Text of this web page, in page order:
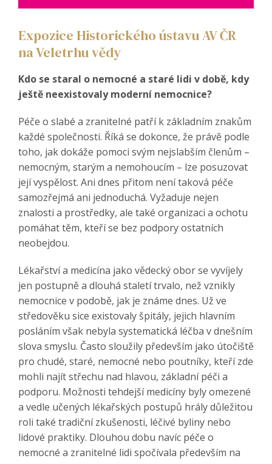
Expozice Historického ústavu AV ČR
na Veletrhu vědy
Kdo se staral o nemocné a staré lidi v době, kdy
ještě neexistovaly moderní nemocnice?
Péče o slabé a zranitelné patří k základním znakům
každé společnosti. Říká se dokonce, že právě podle
toho, jak dokáže pomoci svým nejslabším členům –
nemocným, starým a nemohoucím – lze posuzovat
její vyspělost. Ani dnes přitom není taková péče
samozřejmá ani jednoduchá. Vyžaduje nejen
znalosti a prostředky, ale také organizaci a ochotu
pomáhat těm, kteří se bez podpory ostatních
neobejdou.
Lékařství a medicína jako vědecký obor se vyvíjely
jen postupně a dlouhá staletí trvalo, než vznikly
nemocnice v podobě, jak je známe dnes. Už ve
středověku sice existovaly špitály, jejich hlavním
posláním však nebyla systematická léčba v dnešním
slova smyslu. Často sloužily především jako útočiště
pro chudé, staré, nemocné nebo poutníky, kteří zde
mohli najít střechu nad hlavou, základní péči a
podporu. Možnosti tehdejší medicíny byly omezené
a vedle učených lékařských postupů hrály důležitou
roli také tradiční zkušenosti, léčivé byliny nebo
lidové praktiky. Dlouhou dobu navíc péče o
nemocné a zranitelné lidi spočívala především na